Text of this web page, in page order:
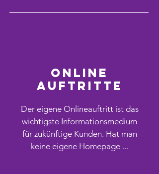
Online
auftritte
Der eigene Onlineauftritt ist das
wichtigste Informationsmedium
für zukünftige Kunden. Hat man
keine eigene Homepage ...